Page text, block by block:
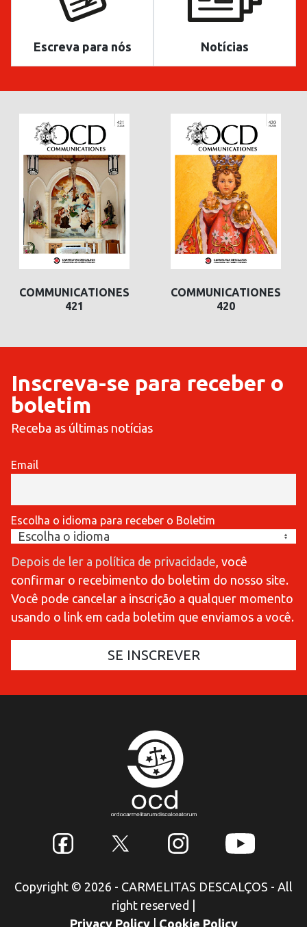
Escreva para nós Notícias
COMMUNICATIONES
421
COMMUNICATIONES
420
Inscreva-se para receber o
boletim
Receba as últimas notícias
Email
Escolha o idioma para receber o Boletim
Depois de ler a política de privacidade , você
confirmar o recebimento do boletim do nosso site.
Você pode cancelar a inscrição a qualquer momento
usando o link em cada boletim que enviamos a você.
Copyright © 2026 - CARMELITAS DESCALÇOS - All
right reserved
Privacy Policy
Cookie Policy